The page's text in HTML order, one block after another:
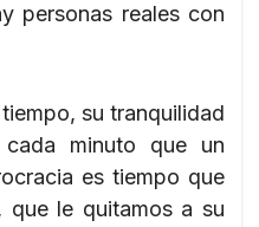
personas reales con
su tranquilidad
minuto que un
es tiempo que
que le quitamos a su